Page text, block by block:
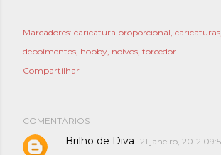
Marcadores: caricatura proporcional caricaturas
depoimentos hobby noivos torcedor
Compartilhar
COMENTÁRIOS
Brilho de Diva 21 janeiro, 2012